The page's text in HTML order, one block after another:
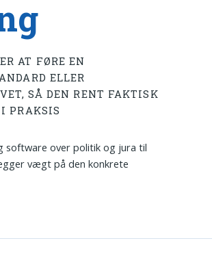
AT FØRE EN
ELLER
SÅ DEN RENT FAKTISK
PRAKSIS
over politik og jura til
vægt på den konkrete